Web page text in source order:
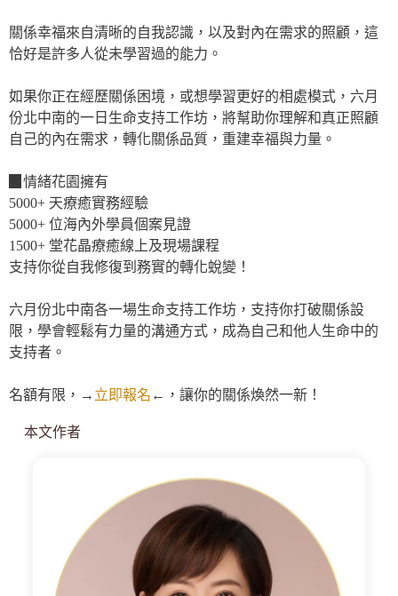
關係幸福來自清晰的自我認識，以及對內在需求的照顧，這
恰好是許多人從未學習過的能力。
如果你正在經歷關係困境，或想學習更好的相處模式，六月
份北中南的一日生命支持工作坊，將幫助你理解和真正照顧
自己的內在需求，轉化關係品質，重建幸福與力量。
▉情緒花園擁有
5000+ 天療癒實務經驗
5000+ 位海內外學員個案見證
1500+ 堂花晶療癒線上及現場課程
支持你從自我修復到務實的轉化蛻變！
六月份北中南各一場生命支持工作坊，支持你打破關係設
限，學會輕鬆有力量的溝通方式，成為自己和他人生命中的
支持者。
名額有限，→ 立即報名 ←，讓你的關係煥然一新！
本文作者